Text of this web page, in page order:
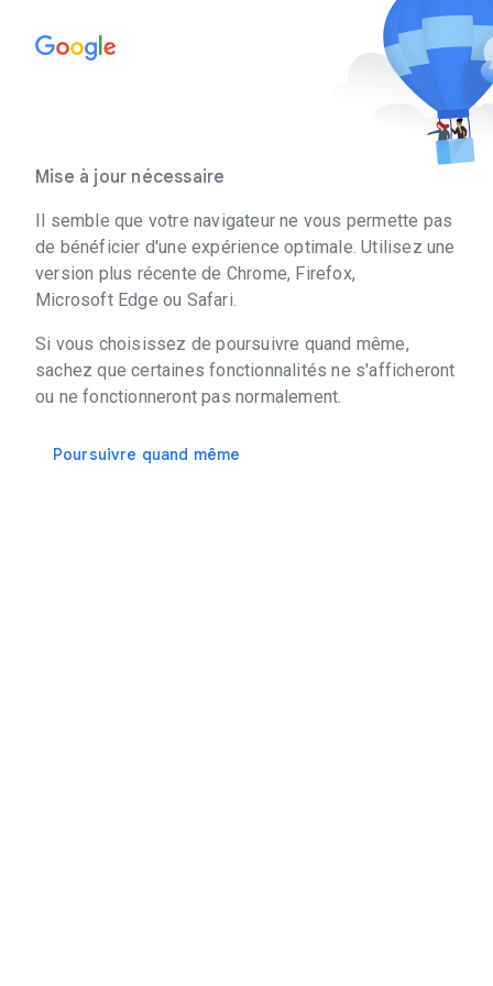
Mise à jour nécessaire
Il semble que votre navigateur ne vous permette pas
de bénéficier d'une expérience optimale. Utilisez une
version plus récente de Chrome, Firefox,
Microsoft Edge ou Safari.
Si vous choisissez de poursuivre quand même,
sachez que certaines fonctionnalités ne s'afficheront
ou ne fonctionneront pas normalement.
Poursuivre quand même